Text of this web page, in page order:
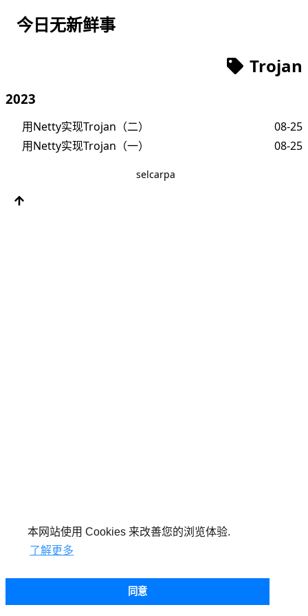
本网站使用 Cookies 来改善您的浏览体验.
了解更多
同意
今日无新鲜事
Trojan
2023
用Netty实现Trojan（二）
08-25
用Netty实现Trojan（一）
08-25
selcarpa